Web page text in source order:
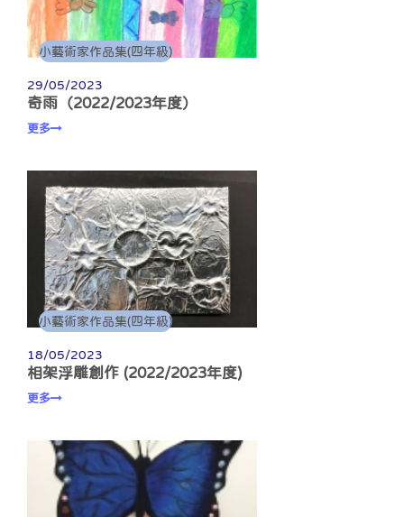
小藝術家作品集(四年級)
29/05/2023
奇雨（2022/2023年度）
更多
小藝術家作品集(四年級)
18/05/2023
相架浮雕創作 (2022/2023年度)
更多